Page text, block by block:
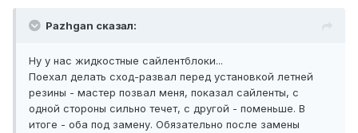
Pazhgan сказал:
Ну у нас жидкостные сайлентблоки...
Поехал делать сход-развал перед установкой летней
резины - мастер позвал меня, показал сайленты, с
одной стороны сильно течет, с другой - поменьше. В
итоге - оба под замену. Обязательно после замены